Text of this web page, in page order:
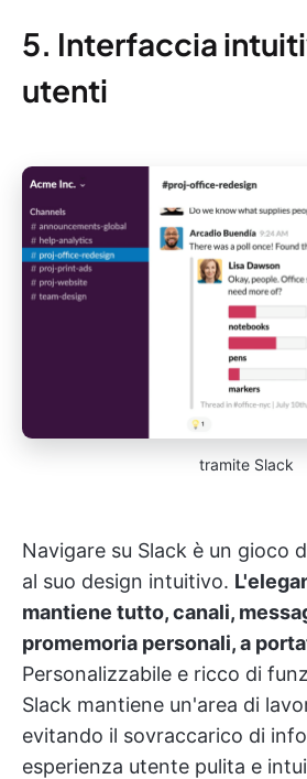
5. Interfaccia
utenti
tramite Slack
Navigare su Slack è un gioco
al suo design intuitivo.
mantiene tutto, canali,
promemoria personali, a
Personalizzabile e ricco di
Slack mantiene un'area di
evitando il sovraccarico di
esperienza utente pulita e